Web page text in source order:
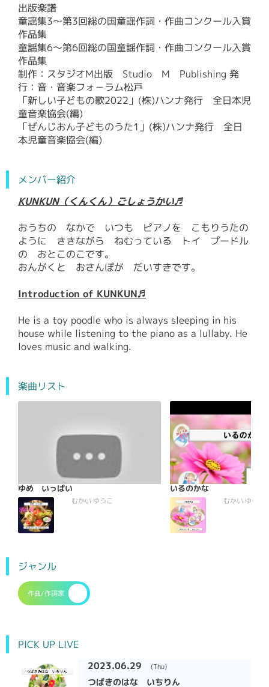
出版楽譜
童謡集3～第3回総の国童謡作詞・作曲コンクール入賞
作品集
童謡集6～第6回総の国童謡作詞・作曲コンクール入賞
作品集
制作：スタジオM出版 Studio M Publishing 発
行：音・音楽フォ－ラム松戸
「新しい子どもの歌2022」(株)ハンナ発行 全日本児
童音楽協会(編)
「ぜんじおん子どものうた1」(株)ハンナ発行 全日
本児童音楽協会(編)
メンバー紹介
KUNKUN（くんくん）ごしょうかい♬
おうちの なかで いつも ピアノを こもりうたの
ように ききながら ねむっている トイ プードル
の おとこのこです。
おんがくと おさんぽが だいすきです。
Introduction of KUNKUN♬
He is a toy poodle who is always sleeping in his
house while listening to the piano as a lullaby. He
loves music and walking.
楽曲リスト
ゆめ いっぱい
むかい ゆうこ
いるのかな
むかい ゆうこ
ジャンル
作曲/作詞家
PICK UP LIVE
2023.06.29 (Thu)
つばきのはな いちりん